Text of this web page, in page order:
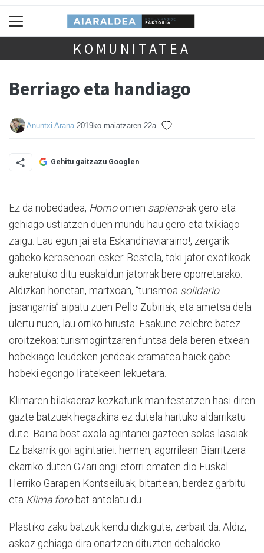
KOMUNITATEA
Berriago eta handiago
Anuntxi Arana 2019ko maiatzaren 22a
Gehitu gaitzazu Googlen
Ez da nobedadea, Homoomen sapiens-ak gero eta
gehiago ustiatzen duen mundu hau gero eta txikiago
zaigu. Lau egun jai eta Eskandinaviaraino!, zergarik
gabeko kerosenoari esker. Bestela, toki jator exotikoak
aukeratuko ditu euskaldun jatorrak bere oporretarako.
Aldizkari honetan, martxoan, “turismoa solidario-
jasangarria” aipatu zuen Pello Zubiriak, eta ametsa dela
ulertu nuen, lau orriko hirusta. Esakune zelebre batez
oroitzekoa: turismogintzaren funtsa dela beren etxean
hobekiago leudeken jendeak eramatea haiek gabe
hobeki egongo liratekeen lekuetara.
Klimaren bilakaeraz kezkaturik manifestatzen hasi diren
gazte batzuek hegazkina ez dutela hartuko aldarrikatu
dute. Baina bost axola agintariei gazteen solas lasaiak.
Ez bakarrik goi agintariei: hemen, agorrilean Biarritzera
ekarriko duten G7ari ongi etorri ematen dio Euskal
Herriko Garapen Kontseiluak; bitartean, berdez garbitu
eta Klima foro bat antolatu du.
Plastiko zaku batzuk kendu dizkigute, zerbait da. Aldiz,
askoz gehiago dira onartzen dituzten debaldeko